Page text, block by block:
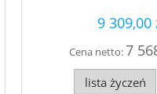
9 309,00
Cena netto:7
lista życzeń